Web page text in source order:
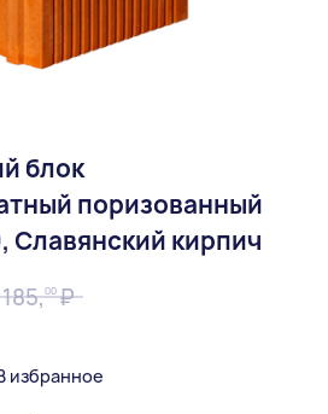
блок
поризованный
Славянский кирпич
185,00
избранное